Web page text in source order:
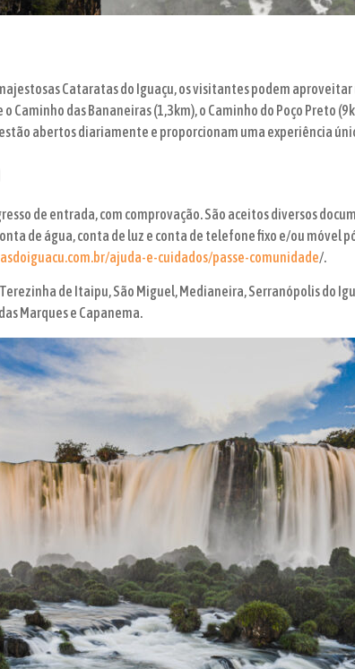
Cataratas do Iguaçu, os visitantes podem
Caminho das Bananeiras (1,3km), o Caminho do Poço Preto
abertos diariamente e proporcionam uma experiência
de entrada, com comprovação. São aceitos diversos
de água, conta de luz e conta de telefone fixo e/ou móvel
ajuda-e-cuidados/passe-comunidade/.
de Itaipu, São Miguel, Medianeira, Serranópolis do
Marques e Capanema.